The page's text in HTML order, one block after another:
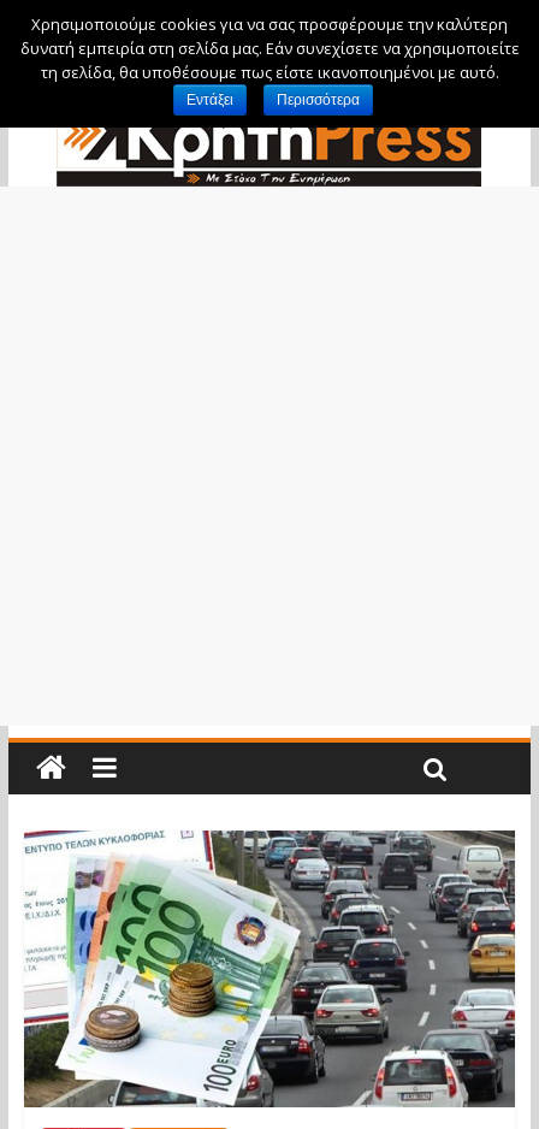
Παρασκευή, 7 Αυγούστου, 2026
Χρησιμοποιούμε cookies για να σας προσφέρουμε την καλύτερη
δυνατή εμπειρία στη σελίδα μας. Εάν συνεχίσετε να χρησιμοποιείτε
τη σελίδα, θα υποθέσουμε πως είστε ικανοποιημένοι με αυτό.
Εντάξει Περισσότερα